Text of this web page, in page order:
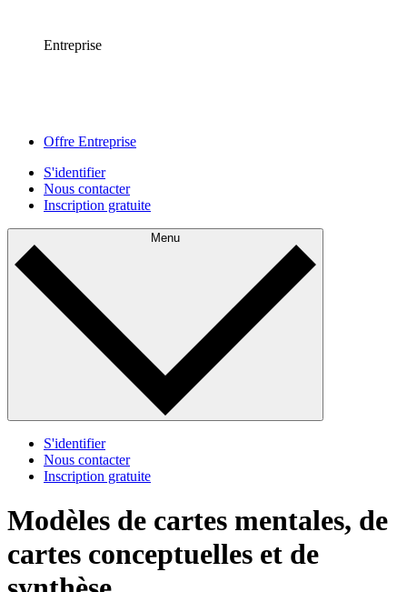
Entreprise
Offre Entreprise
S'identifier
Nous contacter
Inscription gratuite
Menu
S'identifier
Nous contacter
Inscription gratuite
Modèles de cartes mentales, de
cartes conceptuelles et de